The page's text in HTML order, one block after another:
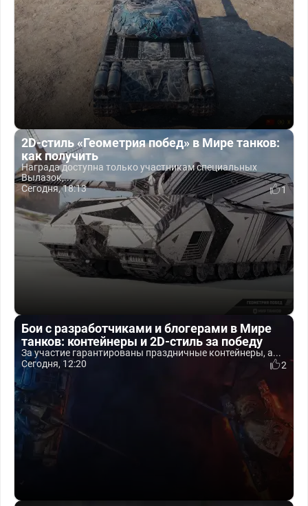
2D-стиль «Геометрия побед» в Мире танков:
как получить
Награда доступна только участникам специальных
Вылазок,...
Сегодня, 18:13
1
Бои с разработчиками и блогерами в Мире
танков: контейнеры и 2D-стиль за победу
За участие гарантированы праздничные контейнеры, а...
Сегодня, 12:20
2